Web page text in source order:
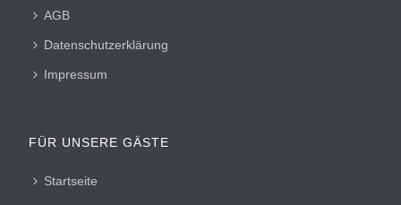
AGB
Datenschutzerklärung
Impressum
FÜR UNSERE GÄSTE
Startseite